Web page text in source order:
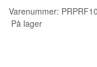
SCANNCUT
Varenummer:
På lager